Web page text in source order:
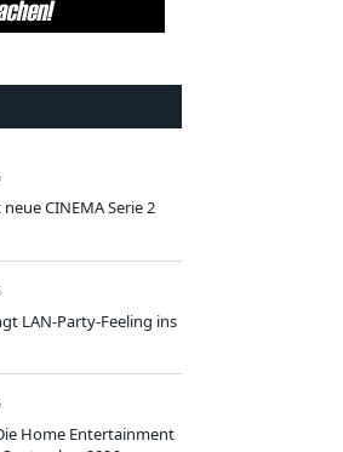
CINEMA Serie 2
LAN-Party-Feeling ins
Home Entertainment